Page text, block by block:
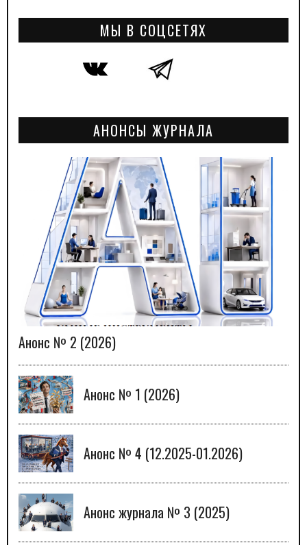
МЫ В СОЦСЕТЯХ
АНОНСЫ ЖУРНАЛА
Анонс № 2 (2026)
Анонс № 1 (2026)
Анонс № 4 (12.2025-01.2026)
Анонс журнала № 3 (2025)